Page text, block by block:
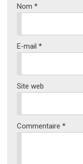
Nom *
E-mail *
Site web
Commentaire *